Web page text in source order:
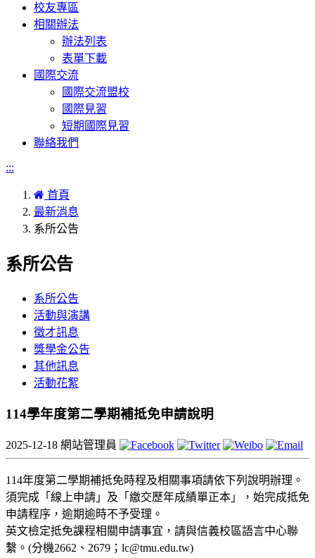
校友專區
相關辦法
辦法列表
表單下載
國際交流
國際交流盟校
國際見習
短期國際見習
聯絡我們
:::
首頁
最新消息
系所公告
系所公告
系所公告
活動與演講
徵才訊息
獎學金公告
其他訊息
活動花絮
114學年度第二學期補抵免申請說明
2025-12-18 網站管理員
114年度第二學期補抵免時程及相關事項請依下列說明辦理。
須完成「線上申請」及「繳交歷年成績單正本」，始完成抵免
申請程序，逾期逾時不予受理。
英文檢定抵免課程相關申請事宜，請與信義校區語言中心聯
繫。(分機2662、2679；lc@tmu.edu.tw)